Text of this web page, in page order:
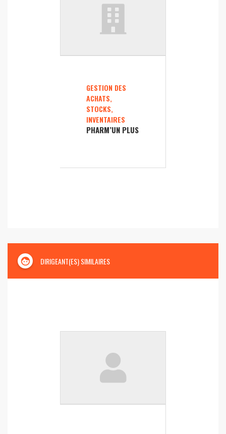
GESTION DES
ACHATS,
STOCKS,
INVENTAIRES
PHARM’UN PLUS
face DIRIGEANT(ES) SIMILAIRES